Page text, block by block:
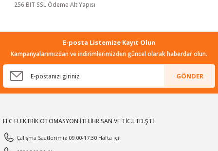
256 BIT SSL Ödeme Alt Yapısı
E-posta Listemize Kayıt Olun
Kampanyalarımızdan ve indirimlerimizden güncel olarak haberdar olun.
GÖNDER
ELC ELEKTRİK OTOMASYON İTH.İHR.SAN.VE TİC.LTD.ŞTİ
Çalışma Saatlerimiz 09:00-17:30 Hafta içi